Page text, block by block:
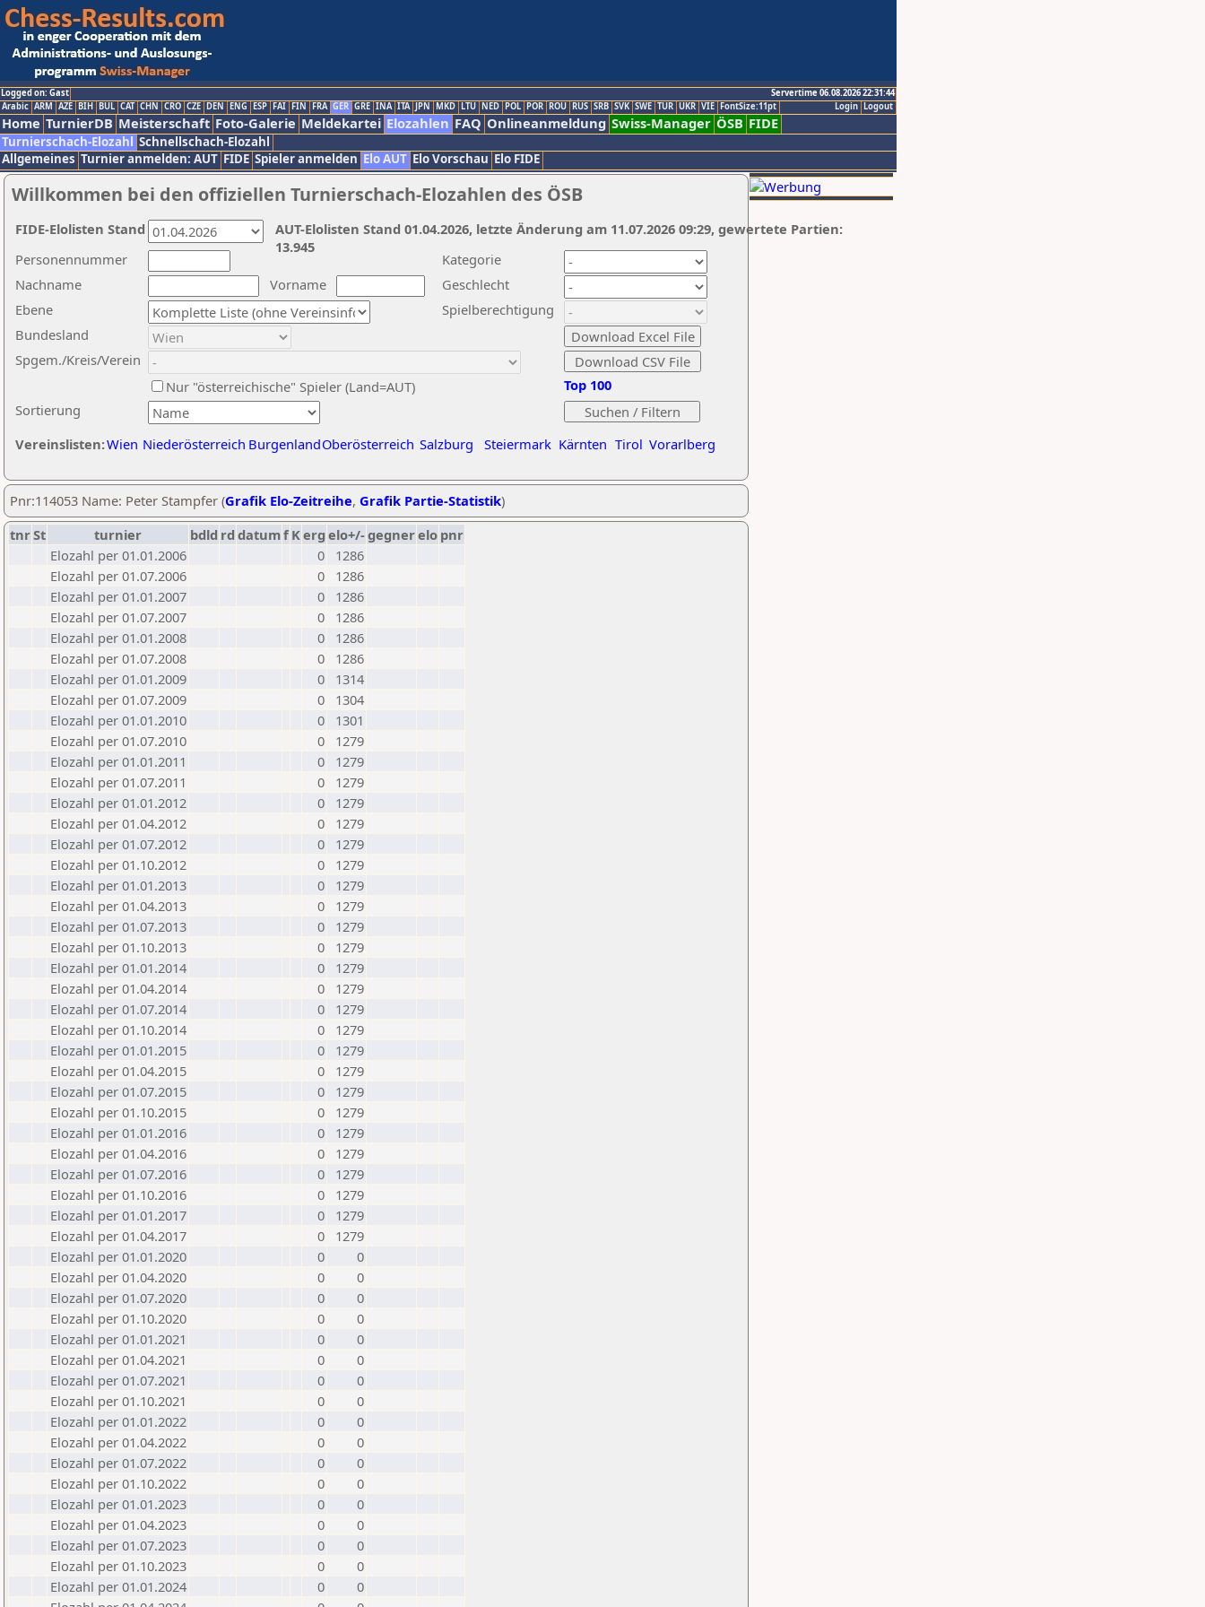
Logged on: Gast
Servertime 06.08.2026 22:31:44
Logout
Login
Arabic ARM AZE BIH BUL CAT CHN CRO CZE DEN ENG ESP FAI FIN FRA GER GRE INA ITA JPN MKD LTU NED POL POR ROU RUS SRB SVK SWE TUR UKR VIE FontSize:11pt
Home TurnierDB Meisterschaft Foto-Galerie Meldekartei Elozahlen FAQ Onlineanmeldung Swiss-Manager ÖSB FIDE
Turnierschach-Elozahl Schnellschach-Elozahl
Allgemeines Turnier anmelden: AUT FIDE Spieler anmelden Elo AUT Elo Vorschau Elo FIDE
Willkommen bei den offiziellen Turnierschach-Elozahlen des ÖSB
Nachname
Vorname
Ebene
Kategorie
Sortierung
Personennummer
Bundesland
Spgem./Kreis/Verein
Geschlecht
Nur "österreichische" Spieler (Land=AUT)
Spielberechtigung
Vereinslisten:Wien Niederösterreich BurgenlandOberösterreich Salzburg Steiermark Kärnten Tirol Vorarlberg
Top 100
AUT-Elolisten Stand 01.04.2026, letzte Änderung am 11.07.2026 09:29, gewertete Partien:
13.945
FIDE-Elolisten Stand
Pnr:114053 Name: Peter Stampfer (Grafik Elo-Zeitreihe, Grafik Partie-Statistik)
tnrSt turnier bdld rd datumf Kerg elo+/-gegnerelo pnr
Elozahl per 01.01.2006
0
1286
Elozahl per 01.07.2006
0
1286
Elozahl per 01.01.2007
0
1286
Elozahl per 01.07.2007
0
1286
Elozahl per 01.01.2008
0
1286
Elozahl per 01.07.2008
0
1286
Elozahl per 01.01.2009
0
1314
Elozahl per 01.07.2009
0
1304
Elozahl per 01.01.2010
0
1301
Elozahl per 01.07.2010
0
1279
Elozahl per 01.01.2011
0
1279
Elozahl per 01.07.2011
0
1279
Elozahl per 01.01.2012
0
1279
Elozahl per 01.04.2012
0
1279
Elozahl per 01.07.2012
0
1279
Elozahl per 01.10.2012
0
1279
Elozahl per 01.01.2013
0
1279
Elozahl per 01.04.2013
0
1279
Elozahl per 01.07.2013
0
1279
Elozahl per 01.10.2013
0
1279
Elozahl per 01.01.2014
0
1279
Elozahl per 01.04.2014
0
1279
Elozahl per 01.07.2014
0
1279
Elozahl per 01.10.2014
0
1279
Elozahl per 01.01.2015
0
1279
Elozahl per 01.04.2015
0
1279
Elozahl per 01.07.2015
0
1279
Elozahl per 01.10.2015
0
1279
Elozahl per 01.01.2016
0
1279
Elozahl per 01.04.2016
0
1279
Elozahl per 01.07.2016
0
1279
Elozahl per 01.10.2016
0
1279
Elozahl per 01.01.2017
0
1279
Elozahl per 01.04.2017
0
1279
Elozahl per 01.01.2020
0
0
Elozahl per 01.04.2020
0
0
Elozahl per 01.07.2020
0
0
Elozahl per 01.10.2020
0
0
Elozahl per 01.01.2021
0
0
Elozahl per 01.04.2021
0
0
Elozahl per 01.07.2021
0
0
Elozahl per 01.10.2021
0
0
Elozahl per 01.01.2022
0
0
Elozahl per 01.04.2022
0
0
Elozahl per 01.07.2022
0
0
Elozahl per 01.10.2022
0
0
Elozahl per 01.01.2023
0
0
Elozahl per 01.04.2023
0
0
Elozahl per 01.07.2023
0
0
Elozahl per 01.10.2023
0
0
Elozahl per 01.01.2024
0
0